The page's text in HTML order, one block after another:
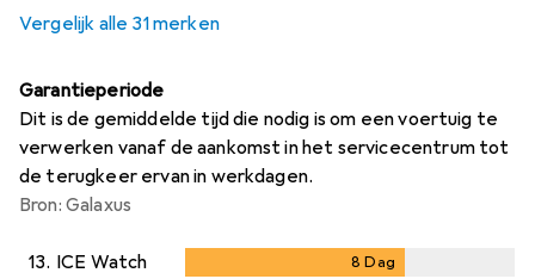
Vergelijk alle 31 merken
Garantieperiode
Dit is de gemiddelde tijd die nodig is om een voertuig te
verwerken vanaf de aankomst in het servicecentrum tot
de terugkeer ervan in werkdagen.
Bron: Galaxus
13. ICE Watch 8 Dag